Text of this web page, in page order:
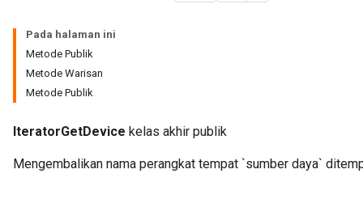
Pada halaman ini
Metode Publik
Metode Warisan
Metode Publik
IteratorGetDevice kelas akhir publik
Mengembalikan nama perangkat tempat `sumber daya`